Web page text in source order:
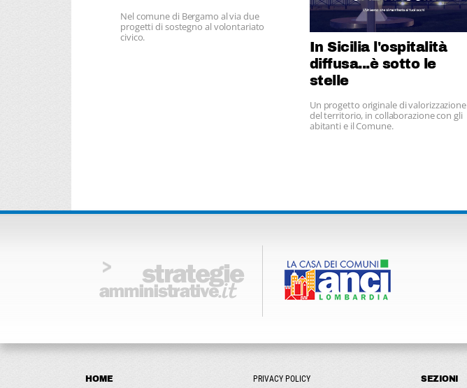
Nel comune di Bergamo al via due
progetti di sostegno al volontariato
civico.
In Sicilia l'ospitalità
diffusa...è sotto le
stelle
Un progetto originale di valorizzazione
del territorio, in collaborazione con gli
abitanti e il Comune.
HOME PRIVACY POLICY SEZIONI